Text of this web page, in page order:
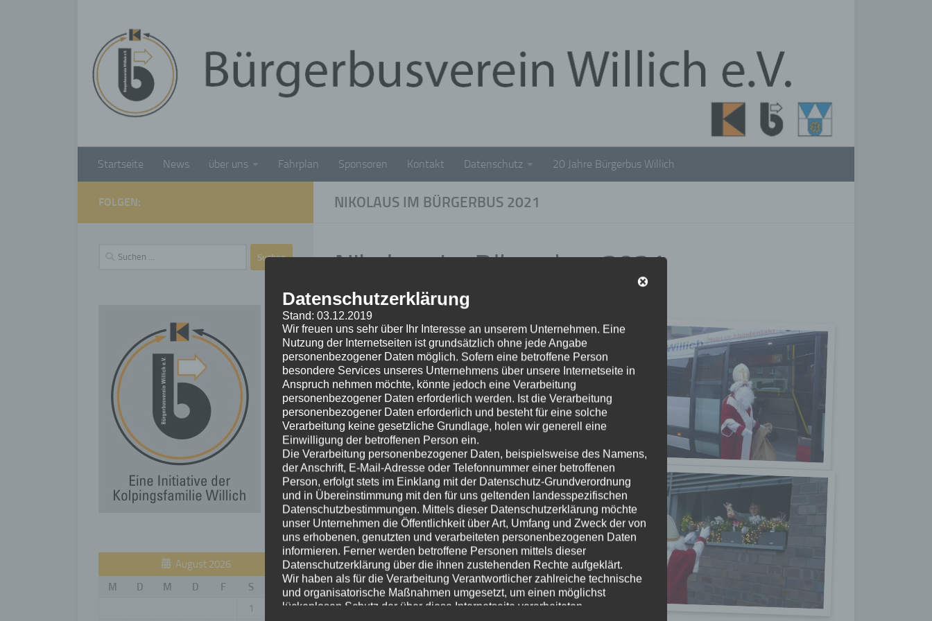
Startseite News über uns Fahrplan Sponsoren Kontakt Datenschutz 20 Jahre Bürgerbus Willich
NIKOLAUS IM BÜRGERBUS 2021
Nikolaus im Bürgerbus 2021
VERÖFFENTLICHT6. FEBRUAR 2022
FOLGEN:
Suchen
August 2026
M
D M D F S
1
Datenschutzerklärung
Stand: 03.12.2019
Wir freuen uns sehr über Ihr Interesse an unserem Unternehmen. Eine
Nutzung der Internetseiten ist grundsätzlich ohne jede Angabe
personenbezogener Daten möglich. Sofern eine betroffene Person
besondere Services unseres Unternehmens über unsere Internetseite in
Anspruch nehmen möchte, könnte jedoch eine Verarbeitung
personenbezogener Daten erforderlich werden. Ist die Verarbeitung
personenbezogener Daten erforderlich und besteht für eine solche
Verarbeitung keine gesetzliche Grundlage, holen wir generell eine
Einwilligung der betroffenen Person ein.
Die Verarbeitung personenbezogener Daten, beispielsweise des Namens,
der Anschrift, E-Mail-Adresse oder Telefonnummer einer betroffenen
Person, erfolgt stets im Einklang mit der Datenschutz-Grundverordnung
und in Übereinstimmung mit den für uns geltenden landesspezifischen
Datenschutzbestimmungen. Mittels dieser Datenschutzerklärung möchte
unser Unternehmen die Öffentlichkeit über Art, Umfang und Zweck der von
uns erhobenen, genutzten und verarbeiteten personenbezogenen Daten
informieren. Ferner werden betroffene Personen mittels dieser
Datenschutzerklärung über die ihnen zustehenden Rechte aufgeklärt.
Wir haben als für die Verarbeitung Verantwortlicher zahlreiche technische
und organisatorische Maßnahmen umgesetzt, um einen möglichst
lückenlosen Schutz der über diese Internetseite verarbeiteten